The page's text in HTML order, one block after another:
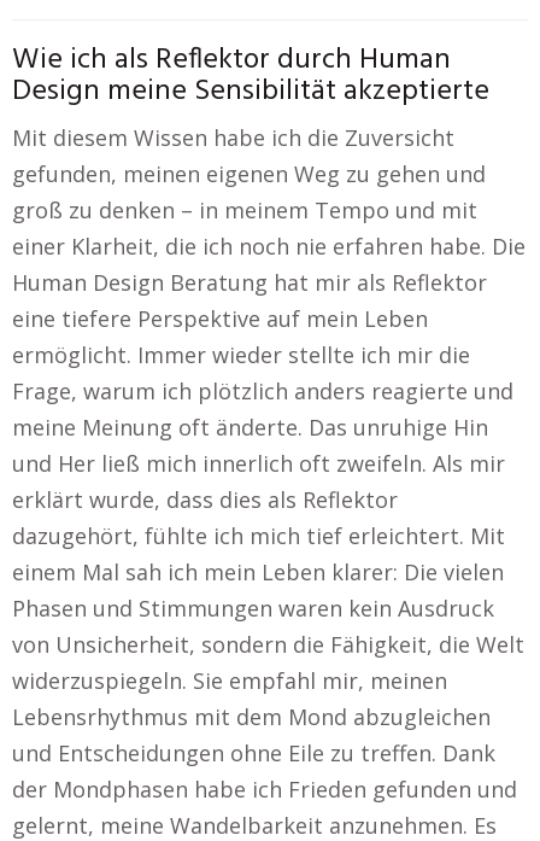
Wie ich als Reflektor durch Human
Design meine Sensibilität akzeptierte
Mit diesem Wissen habe ich die Zuversicht
gefunden, meinen eigenen Weg zu gehen und
groß zu denken – in meinem Tempo und mit
einer Klarheit, die ich noch nie erfahren habe. Die
Human Design Beratung hat mir als Reflektor
eine tiefere Perspektive auf mein Leben
ermöglicht. Immer wieder stellte ich mir die
Frage, warum ich plötzlich anders reagierte und
meine Meinung oft änderte. Das unruhige Hin
und Her ließ mich innerlich oft zweifeln. Als mir
erklärt wurde, dass dies als Reflektor
dazugehört, fühlte ich mich tief erleichtert. Mit
einem Mal sah ich mein Leben klarer: Die vielen
Phasen und Stimmungen waren kein Ausdruck
von Unsicherheit, sondern die Fähigkeit, die Welt
widerzuspiegeln. Sie empfahl mir, meinen
Lebensrhythmus mit dem Mond abzugleichen
und Entscheidungen ohne Eile zu treffen. Dank
der Mondphasen habe ich Frieden gefunden und
gelernt, meine Wandelbarkeit anzunehmen. Es